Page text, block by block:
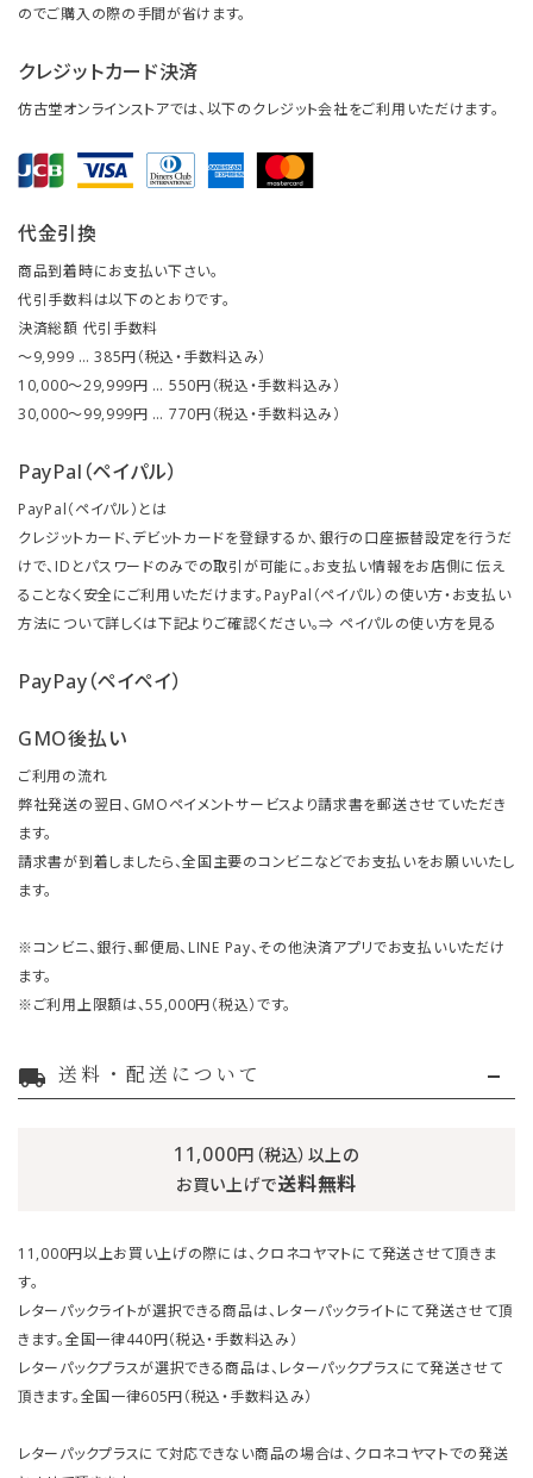
のでご購入の際の手間が省けます。
クレジットカード決済
仿古堂オンラインストアでは、以下のクレジット会社をご利用いただけます。
代金引換
商品到着時にお支払い下さい。
代引手数料は以下のとおりです。
決済総額 代引手数料
～9,999 … 385円（税込・手数料込み）
10,000～29,999円 … 550円（税込・手数料込み）
30,000～99,999円 … 770円（税込・手数料込み）
PayPal（ペイパル）
PayPal（ペイパル）とは
クレジットカード、デビットカードを登録するか、銀行の口座振替設定を行うだ
けで、IDとパスワードのみでの取引が可能に。お支払い情報をお店側に伝え
ることなく安全にご利用いただけます。PayPal（ペイパル）の使い方・お支払い
方法について詳しくは下記よりご確認ください。⇒ ペイパルの使い方を見る
PayPay（ペイペイ）
GMO後払い
ご利用の流れ
弊社発送の翌日、GMOペイメントサービスより請求書を郵送させていただき
ます。
請求書が到着しましたら、全国主要のコンビニなどでお支払いをお願いいたし
ます。
※コンビニ、銀行、郵便局、LINE Pay、その他決済アプリでお支払いいただけ
ます。
※ご利用上限額は、55,000円（税込）です。
local_shipping 送料・配送について
11,000円（税込）以上の
お買い上げで送料無料
11,000円以上お買い上げの際には、クロネコヤマトにて発送させて頂きま
す。
レターパックライトが選択できる商品は、レターパックライトにて発送させて頂
きます。全国一律440円（税込・手数料込み）
レターパックプラスが選択できる商品は、レターパックプラスにて発送させて
頂きます。全国一律605円（税込・手数料込み）
レターパックプラスにて対応できない商品の場合は、クロネコヤマトでの発送